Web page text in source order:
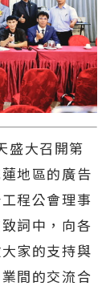
盛大召開第
地區的廣告
程公會理事
詞中，向各
家的支持與
間的交流合